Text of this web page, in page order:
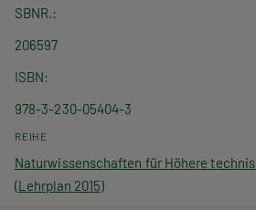
SBNR.
206597
ISBN
978-3-230-05404-3
REIHE
Naturwissenschaften für Höhere
(Lehrplan 2015)